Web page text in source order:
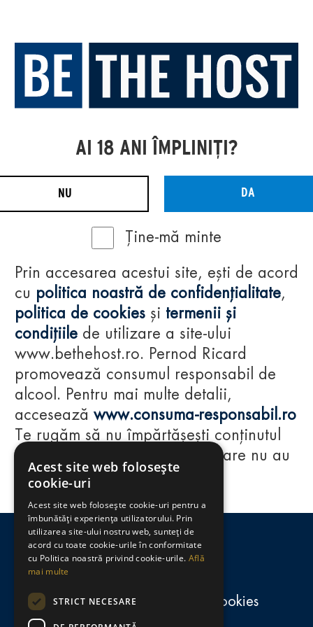
Regulamente
consumă-responsabil.ro
Politica de confidențialitate și cookies
AI 18 ANI ÎMPLINIȚI?
NU DA
Ține-mă minte
Prin accesarea acestui site, ești de acord
cu politica noastră de confidențialitate,
politica de cookies și termenii și
condițiile de utilizare a site-ului
www.bethehost.ro. Pernod Ricard
promovează consumul responsabil de
alcool. Pentru mai multe detalii,
accesează www.consuma-responsabil.ro
Te rugăm să nu împărtășești conținutul
acestui website cu persoane care nu au
împlinit vârsta de 18 ani.
Acest site web folosește
cookie-uri
Acest site web folosește cookie-uri pentru a
îmbunătăți experiența utilizatorului. Prin
utilizarea site-ului nostru web, sunteți de
acord cu toate cookie-urile în conformitate
cu Politica noastră privind cookie-urile. Află
mai multe
STRICT NECESARE